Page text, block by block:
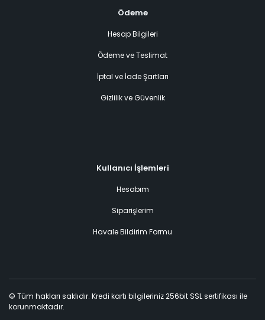
Ödeme
Hesap Bilgileri
Ödeme ve Teslimat
İptal ve İade Şartları
Gizlilik ve Güvenlik
Kullanıcı İşlemleri
Hesabım
Siparişlerim
Havale Bildirim Formu
© Tüm hakları saklıdır. Kredi kartı bilgileriniz 256bit SSL sertifikası ile
korunmaktadır.